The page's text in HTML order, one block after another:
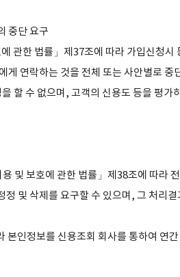
중단 요구
관한 법률」제37조에 따라 가입신청
연락하는 것을 전체 또는 사안별로 중
할 수 없으며, 고객의 신용도 등을 평
및 보호에 관한 법률」제38조에 따라
및 삭제를 요구할 수 있으며, 그 처리
인정보를 신용조회 회사를 통하여 연